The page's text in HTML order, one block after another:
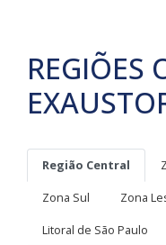
REGIÕES
Região Central
Zona Sul
Zona
Litoral de São Paulo